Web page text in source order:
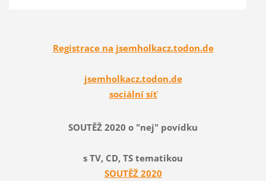
Registrace na jsemholkacz.todon.de
jsemholkacz.todon.de
sociální síť
SOUTĚŽ 2020 o "nej" povídku
s TV, CD, TS tematikou
SOUTĚŽ 2020